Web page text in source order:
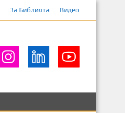
За Библията Видео